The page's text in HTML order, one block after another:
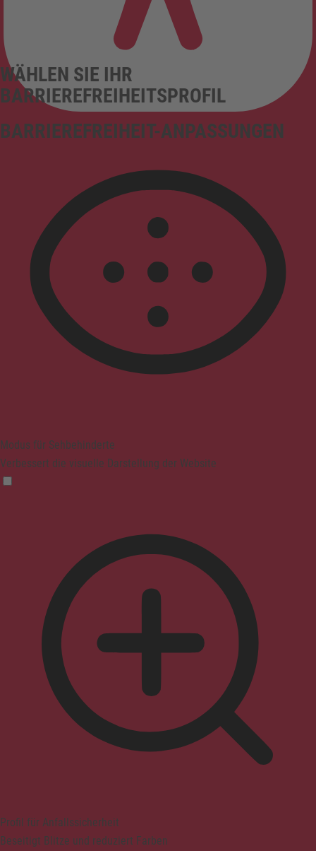
BARRIEREFREIHEIT-ANPASSUNGEN
WÄHLEN SIE IHR
BARRIEREFREIHEITSPROFIL
Modus für Sehbehinderte
Verbessert die visuelle Darstellung der Website
Profil für Anfallssicherheit
Beseitigt Blitze und reduziert Farben